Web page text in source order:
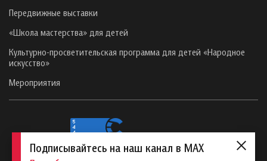
Передвижные выставки
«Школа мастерства» для детей
Культурно-просветительская программа для детей «Народное
искусство»
Мероприятия
Подписывайтесь на наш канал в MAX